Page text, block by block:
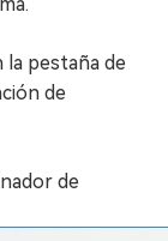
la pestaña de
de
de